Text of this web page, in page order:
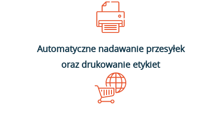
Automatyczne nadawanie przesyłek
oraz drukowanie etykiet